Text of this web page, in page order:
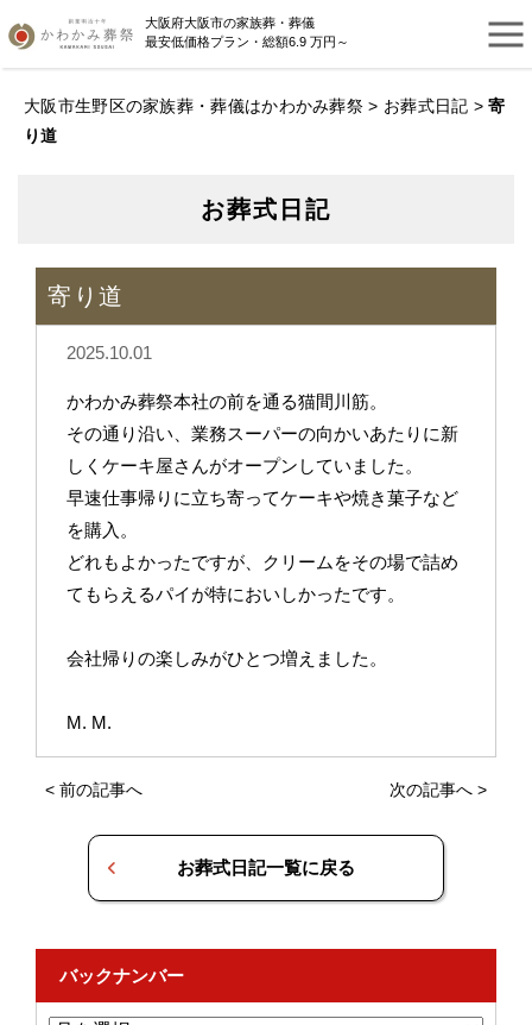
大阪府大阪市の家族葬・葬儀
最安低価格プラン・総額6.9 万円～
大阪市生野区の家族葬・葬儀はかわかみ葬祭 > お葬式日記 >寄
り道
お葬式日記
寄り道
2025.10.01
かわかみ葬祭本社の前を通る猫間川筋。
その通り沿い、業務スーパーの向かいあたりに新
しくケーキ屋さんがオープンしていました。
早速仕事帰りに立ち寄ってケーキや焼き菓子など
を購入。
どれもよかったですが、クリームをその場で詰め
てもらえるパイが特においしかったです。
会社帰りの楽しみがひとつ増えました。
M. M.
< 前の記事へ 次の記事へ >
お葬式日記一覧に戻る
バックナンバー